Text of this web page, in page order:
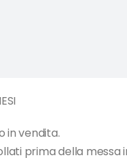
in vendita.
prima della messa